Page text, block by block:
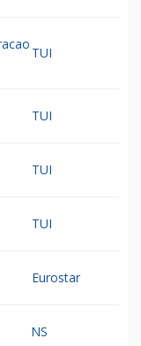
TUI
TUI
TUI
TUI
Eurostar
NS